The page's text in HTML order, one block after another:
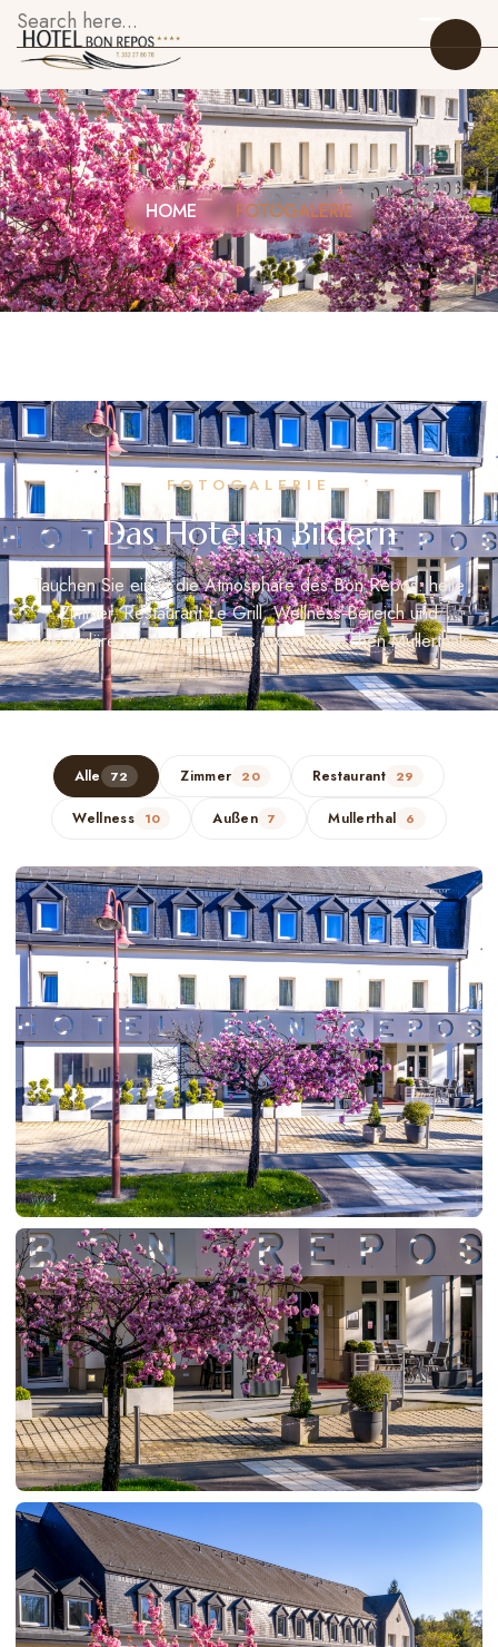
Startseite
Zimmer
Galerie
Sehenswürdigkeiten
Kontakt
Deutsch
HOME FOTOGALERIE
FOTOGALERIE
Das Hotel in Bildern
Tauchen Sie ein in die Atmosphäre des Bon Repos: helle
Zimmer, Restaurant Le Grill, Wellness-Bereich und
spektakuläre Landschaften des luxemburgischen Mullerthals.
Alle 72 Zimmer 20 Restaurant 29
Wellness 10 Außen 7 Mullerthal 6